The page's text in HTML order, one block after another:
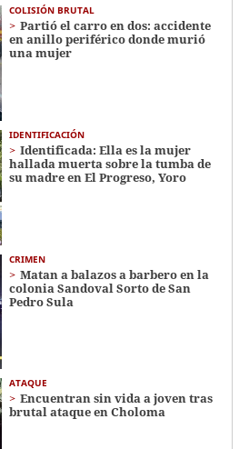
COLISIÓN BRUTAL
Partió el carro en dos: accidente
en anillo periférico donde murió
una mujer
IDENTIFICACIÓN
Identificada: Ella es la mujer
hallada muerta sobre la tumba de
su madre en El Progreso, Yoro
CRIMEN
Matan a balazos a barbero en la
colonia Sandoval Sorto de San
Pedro Sula
ATAQUE
Encuentran sin vida a joven tras
brutal ataque en Choloma